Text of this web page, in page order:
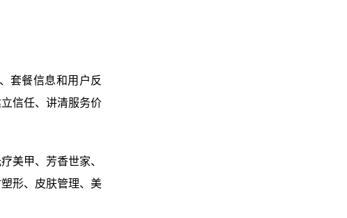
套餐信息和用户反
信任、讲清服务价
美甲、芳香世家、
形、皮肤管理、美